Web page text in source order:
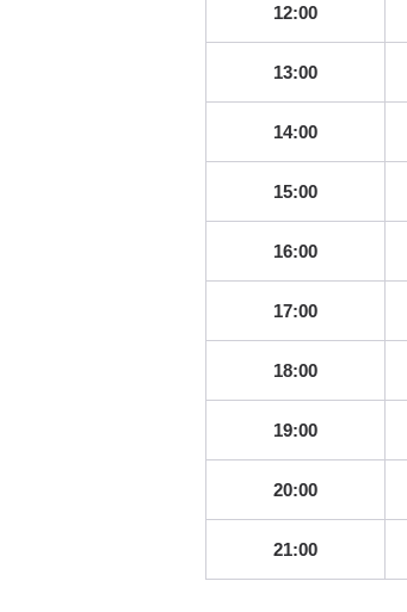
12:00
13:00
14:00
15:00
16:00
17:00
18:00
19:00
20:00
21:00